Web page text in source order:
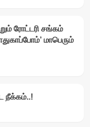
ரோட்டரி சங்கம்
மாபெரும்
நீக்கம்..!